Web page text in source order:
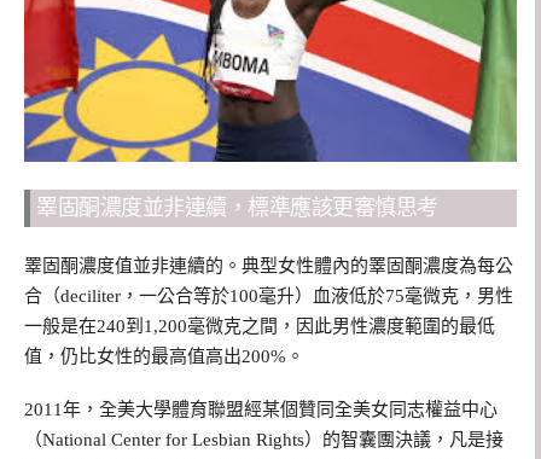
睪固酮濃度並非連續，標準應該更審慎思考
睪固酮濃度值並非連續的。典型女性體內的睪固酮濃度為每公
合（deciliter，一公合等於100毫升）血液低於75毫微克，男性
一般是在240到1,200毫微克之間，因此男性濃度範圍的最低
值，仍比女性的最高值高出200%。
2011年，全美大學體育聯盟經某個贊同全美女同志權益中心
（National Center for Lesbian Rights）的智囊團決議，凡是接